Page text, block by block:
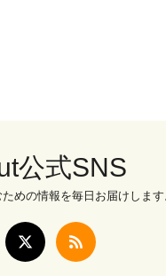
公式SNS
めの情報を毎日お届けします